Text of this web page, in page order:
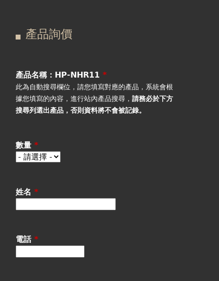
視聽室預約
線上商城
引
標
產品詢價
產品名稱：HP-NHR11*
此為自動搜尋欄位，請您填寫對應的產品，系統會根
據您填寫的內容，進行站內產品搜尋，請務必於下方
搜尋列選出產品 ，否則資料將不會被記錄。
數量*
姓名*
電話*